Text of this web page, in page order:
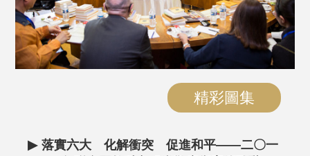
精彩圖集
▶ 落實六大 化解衝突 促進和平——二〇一